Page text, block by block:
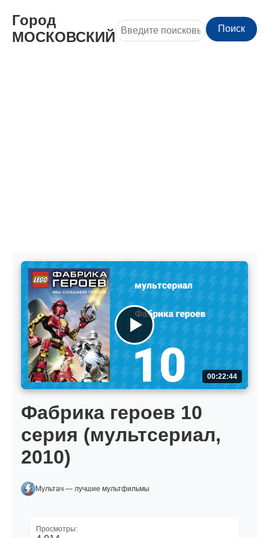
Город
МОСКОВСКИЙ
Поиск
00:22:44
Фабрика героев 10
серия (мультсериал,
2010)
Мультач — лучшие мультфильмы
Просмотры: